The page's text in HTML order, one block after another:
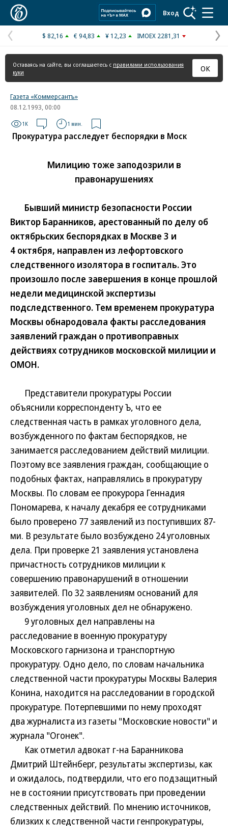
Вход
Предыдущая
страница
$ 82,16 € 94,83 ¥ 12,23 IMOEX 2281,31
Оставаясь на сайте, вы соглашаетесь с правилами использования
куки
ОК
Газета «Коммерсантъ»
08.12.1993, 00:00
1K 1 мин.
Прокуратура расследует беспорядки в Моск
Милицию тоже заподозрили в
правонарушениях
Бывший министр безопасности России
Виктор Баранников, арестованный по делу об
октябрьских беспорядках в Москве 3 и
4 октября, направлен из лефортовского
следственного изолятора в госпиталь. Это
произошло после завершения в конце прошлой
недели медицинской экспертизы
подследственного. Тем временем прокуратура
Москвы обнародовала факты расследования
заявлений граждан о противоправных
действиях сотрудников московской милиции и
ОМОН.
Представители прокуратуры России
объяснили корреспонденту Ъ, что ее
следственная часть в рамках уголовного дела,
возбужденного по фактам беспорядков, не
занимается расследованием действий милиции.
Поэтому все заявления граждан, сообщающие о
подобных фактах, направлялись в прокуратуру
Москвы. По словам ее прокурора Геннадия
Пономарева, к началу декабря ее сотрудниками
было проверено 77 заявлений из поступивших 87-
ми. В результате было возбуждено 24 уголовных
дела. При проверке 21 заявления установлена
причастность сотрудников милиции к
совершению правонарушений в отношении
заявителей. По 32 заявлениям оснований для
возбуждения уголовных дел не обнаружено.
9 уголовных дел направлены на
расследование в военную прокуратуру
Московского гарнизона и транспортную
прокуратуру. Одно дело, по словам начальника
следственной части прокуратуры Москвы Валерия
Конина, находится на расследовании в городской
прокуратуре. Потерпевшими по нему проходят
два журналиста из газеты "Московские новости" и
журнала "Огонек".
Как отметил адвокат г-на Баранникова
Дмитрий Штейнберг, результаты экспертизы, как
и ожидалось, подтвердили, что его подзащитный
не в состоянии присутствовать при проведении
следственных действий. По мнению источников,
близких к следственной части генпрокуратуры,